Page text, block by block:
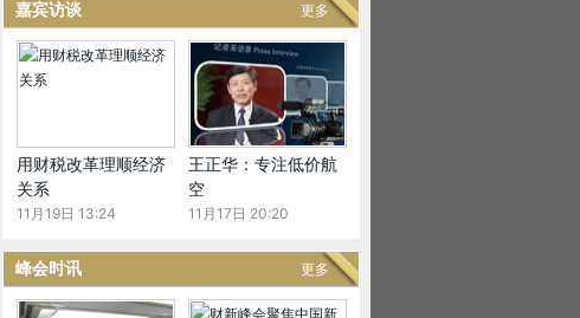
更多
嘉宾访谈
用财税改革理顺经济
关系
11月19日 13:24
王正华：专注低价航
空
11月17日 20:20
更多
峰会时讯